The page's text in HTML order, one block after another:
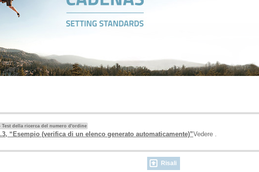
Test della ricerca del numero d'ordine
“Esempio (verifica di un elenco generato automaticamente)”Vedere .
Risali